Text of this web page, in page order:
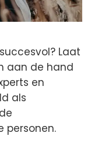
Laat
aan de hand
en
als
personen.